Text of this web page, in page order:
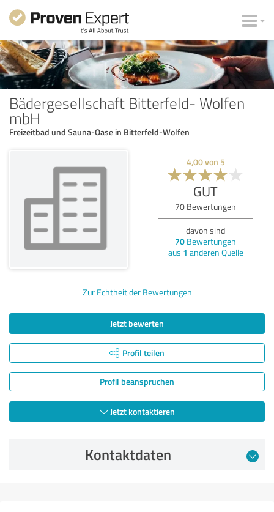
Bädergesellschaft Bitterfeld- Wolfen
mbH
Freizeitbad und Sauna-Oase in Bitterfeld-Wolfen
4,00von 5
GUT
70 Bewertungen
davon sind
70 Bewertungen
aus 1 anderen Quelle
Zur Echtheit der Bewertungen
Jetzt bewerten
Profil teilen
Profil beanspruchen
Jetzt kontaktieren
Kontaktdaten